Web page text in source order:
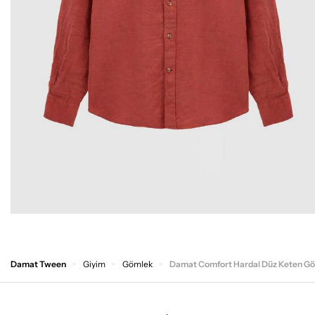
Damat Tween Giyim Gömlek Damat Comfort Hardal Düz Keten